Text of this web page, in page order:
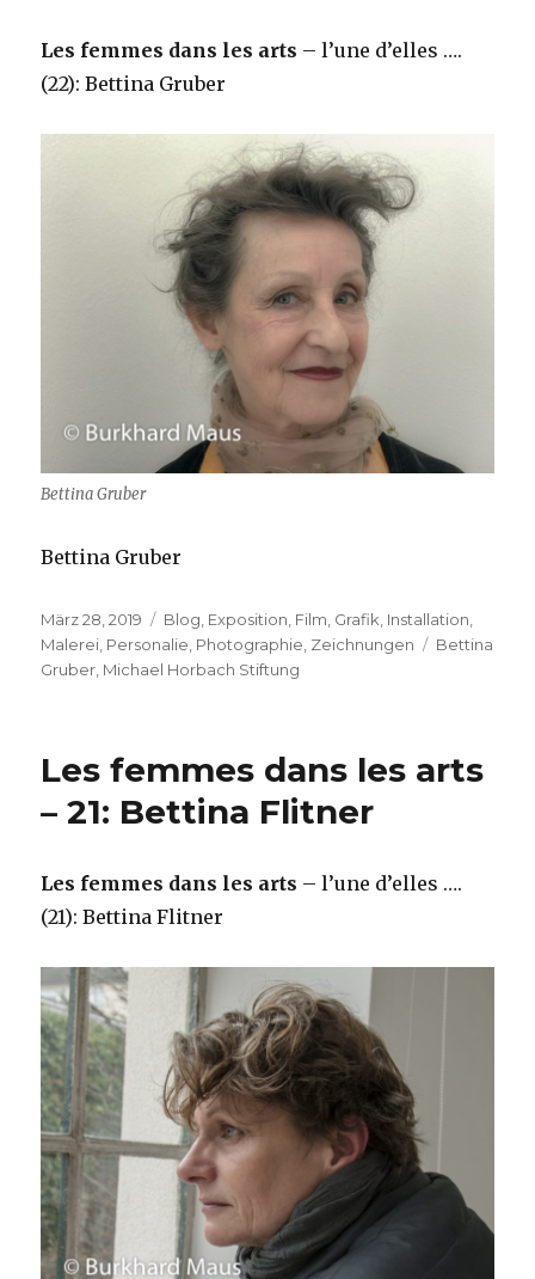
Les femmes dans les arts – l’une d’elles ….
(22): Bettina Gruber
Bettina Gruber
Bettina Gruber
Veröffentlicht
am
März 28, 2019 Kategorien
Blog, Exposition, Film, Grafik, Installation,
Malerei, Personalie, Photographie, Zeichnungen
Bettina
Gruber, Michael Horbach Stiftung
Les femmes dans les arts
– 21: Bettina Flitner
Les femmes dans les arts – l’une d’elles ….
(21): Bettina Flitner